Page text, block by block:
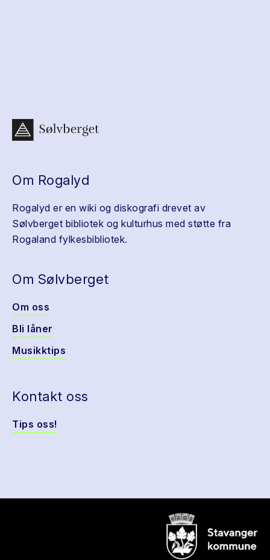
Om Rogalyd
Rogalyd er en wiki og diskografi drevet av
Sølvberget bibliotek og kulturhus med støtte fra
Rogaland fylkesbibliotek.
Om Sølvberget
Om oss
Bli låner
Musikktips
Kontakt oss
Tips oss!